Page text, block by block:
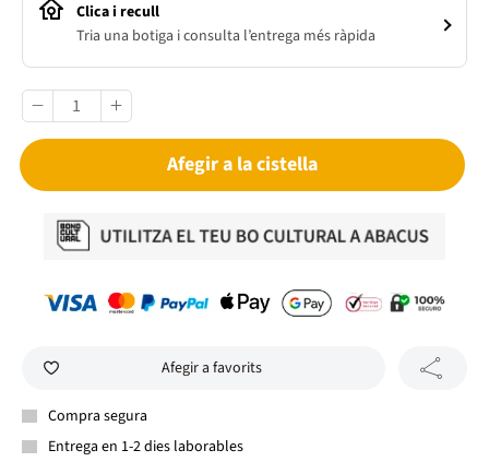
Clica i recull
Tria una botiga i consulta l’entrega més ràpida
Afegir a la cistella
Afegir a favorits
Compra segura
Entrega en 1-2 dies laborables